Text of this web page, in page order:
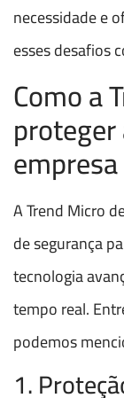
necessidade e
esses desafios
Como a
empresa
A Trend Micro
de segurança
tecnologia
tempo real.
podemos
1.